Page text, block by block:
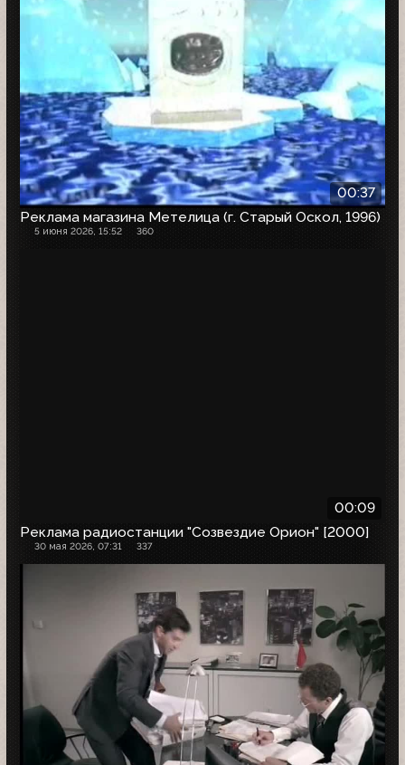
00:37
Реклама магазина Метелица (г. Старый Оскол, 1996)
5 июня 2026, 15:52 360
00:09
Реклама радиостанции "Созвездие Орион" [2000]
30 мая 2026, 07:31 337